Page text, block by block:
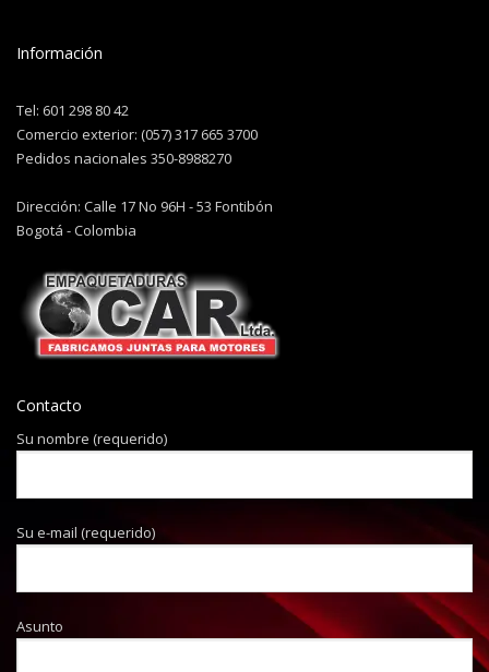
Información
Tel: 601 298 80 42
Comercio exterior: (057) 317 665 3700
Pedidos nacionales 350-8988270
Dirección: Calle 17 No 96H - 53 Fontibón
Bogotá - Colombia
Contacto
Su nombre (requerido)
Su e-mail (requerido)
Asunto